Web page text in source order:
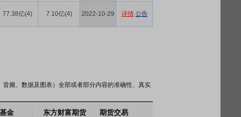
77.38亿(4) 7.10亿(4) 2022-10-29 详情 公告
频、数据及图表）全部或者部分内容的准确性、真实
金 东方财富期货 期货交易